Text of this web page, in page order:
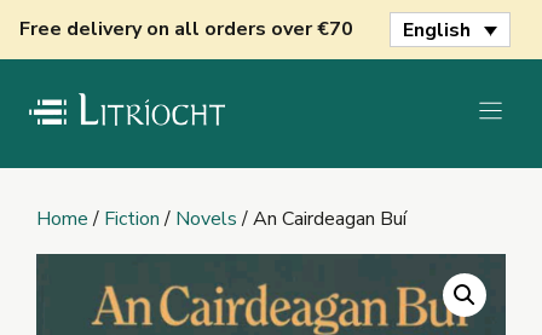
Free delivery on all orders over €70 English
Home/ Fiction/ Novels/ An Cairdeagan Buí